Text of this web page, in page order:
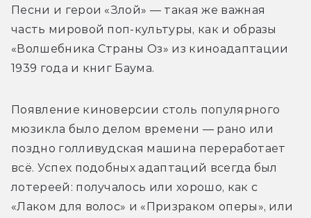
Песни и герои «Злой» — такая же важная
часть мировой поп-культуры, как и образы
«Волшебника Страны Оз» из киноадаптации
1939 года и книг Баума.
Появление киноверсии столь популярного
мюзикла было делом времени — рано или
поздно голливудская машина переработает
всё. Успех подобных адаптаций всегда был
лотереей: получалось или хорошо, как с
«Лаком для волос» и «Призраком оперы», или